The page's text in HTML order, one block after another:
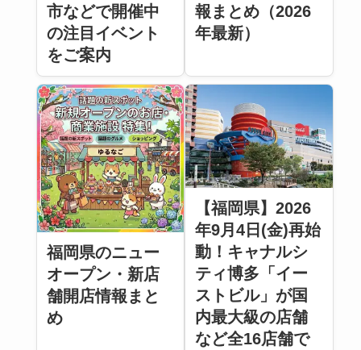
市などで開催中
の注目イベント
をご案内
報まとめ（2026
年最新）
福岡県のニュー
オープン・新店
舗開店情報まと
め
【福岡県】2026
年9月4日(金)再始
動！キャナルシ
ティ博多「イー
ストビル」が国
内最大級の店舗
など全16店舗で